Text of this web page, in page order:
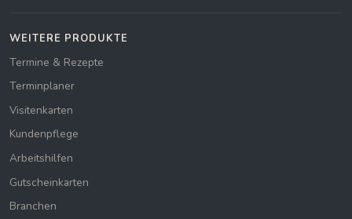
WEITERE PRODUKTE
Termine & Rezepte
Terminplaner
Visitenkarten
Kundenpflege
Arbeitshilfen
Gutscheinkarten
Branchen